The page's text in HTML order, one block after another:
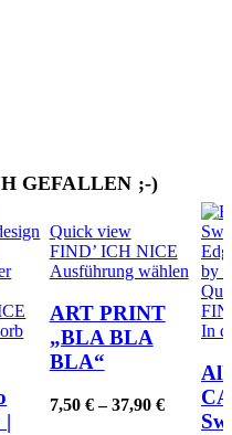
GEFALLEN ;-)
|
Quick view
FIND’ ICH NICE
Ausführung wählen
weist
auf.
Die
ART PRINT
„BLA BLA
BLA“
7,50 €–37,90 €
In